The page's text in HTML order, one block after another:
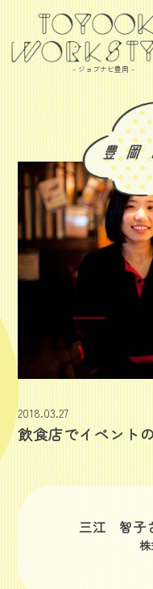
- ジョブナビ豊岡 -
2018.03.27
飲食店でイベント
三江 智子